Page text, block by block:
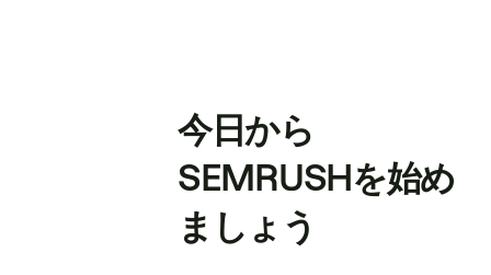
今日から
SEMRUSHを始め
ましょう